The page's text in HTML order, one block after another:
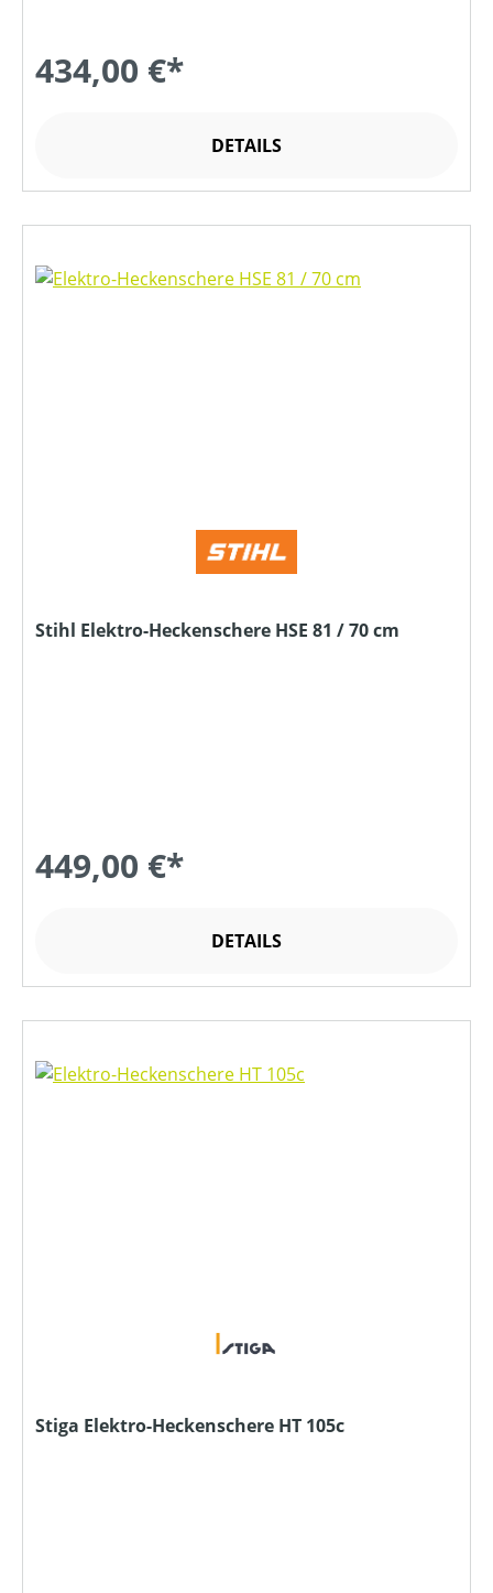
434,00 €*
DETAILS
Stihl Elektro-Heckenschere HSE 81 / 70 cm
449,00 €*
DETAILS
Stiga Elektro-Heckenschere HT 105c